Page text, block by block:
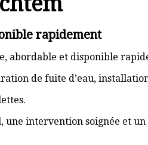
rapidement
abordable et disponible
de fuite d’eau,
une intervention soignée et